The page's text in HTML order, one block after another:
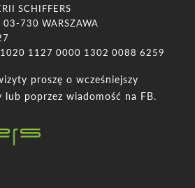
SCHIFFERS
03-730 WARSZAWA
1020 1127 0000 1302 0088 6259
proszę o wcześniejszy
poprzez wiadomość na FB.